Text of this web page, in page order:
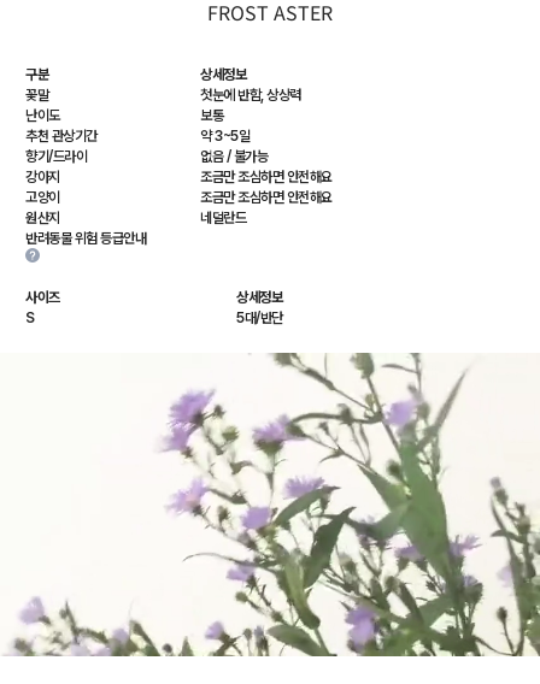
FROST ASTER
구분
상세정보
꽃말
첫눈에 반함, 상상력
난이도
보통
추천 관상기간
약 3~5일
향기/드라이
없음 / 불가능
강아지
조금만 조심하면 안전해요
고양이
조금만 조심하면 안전해요
원산지
네덜란드
반려동물 위험 등급안내
사이즈
상세정보
S
5대/반단